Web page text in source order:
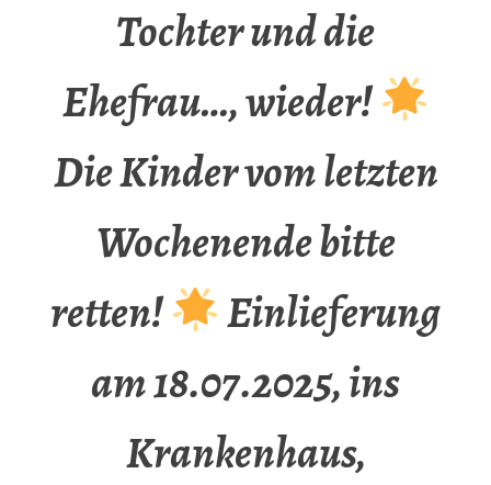
Tochter und die
Ehefrau…, wieder!
Die Kinder vom letzten
Wochenende bitte
retten!
Einlieferung
am 18.07.2025, ins
Krankenhaus,